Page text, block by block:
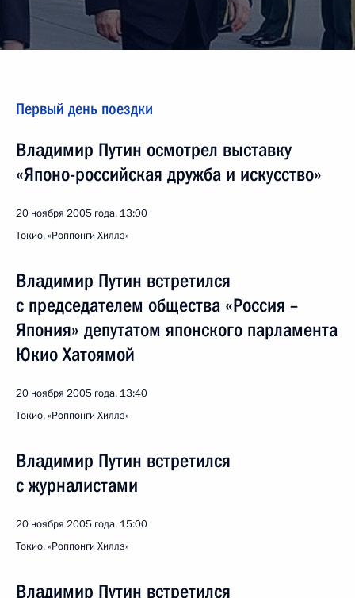
Первый день поездки
Владимир Путин осмотрел выставку
«Японо-российская дружба и искусство»
20 ноября 2005 года, 13:00
Токио, «Роппонги Хиллз»
Владимир Путин встретился
с председателем общества «Россия –
Япония» депутатом японского парламента
Юкио Хатоямой
20 ноября 2005 года, 13:40
Токио, «Роппонги Хиллз»
Владимир Путин встретился
с журналистами
20 ноября 2005 года, 15:00
Токио, «Роппонги Хиллз»
Владимир Путин встретился